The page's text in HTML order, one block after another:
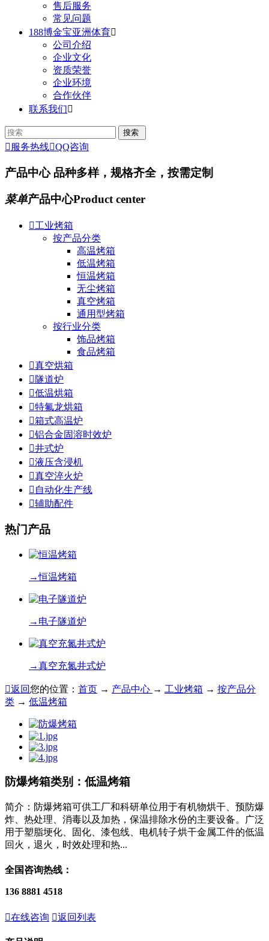
售后服务
常见问题
188博金宝亚洲体育
公司介绍
企业文化
资质荣誉
企业环境
合作伙伴
联系我们
 服务热线QQ咨询
产品中心 品种多样，规格齐全，按需定制
菜单产品中心Product center
工业烤箱
按产品分类
高温烤箱
低温烤箱
恒温烤箱
无尘烤箱
真空烤箱
通用型烤箱
按行业分类
饰品烤箱
食品烤箱
真空烘箱
隧道炉
低温烘箱
特氟龙烘箱
箱式高温炉
铝合金固溶时效炉
井式炉
液压含浸机
真空淬火炉
 自动化生产线
辅助配件
热门产品
→恒温烤箱
→ 电子隧道炉
→真空充氮井式炉
返回您的位置： 首页 → 产品中心 → 工业烤箱 → 按产品分
类 → 低温烤箱
防爆烤箱类别：低温烤箱
简介：防爆烤箱可供工厂和科研单位用于有机物烘干、预防爆
炸、热处理、消毒以及加热，保温排除水份的主要设备。广泛
用于塑脂埂化、固化、漆包线、电机转子烘干金属工件的低温
回火，退火，时效处理和热...
全国咨询热线：
136 8881 4518
在线咨询 返回列表